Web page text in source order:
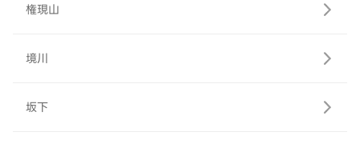
権現山
境川
坂下